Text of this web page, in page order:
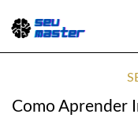
Como Aprender